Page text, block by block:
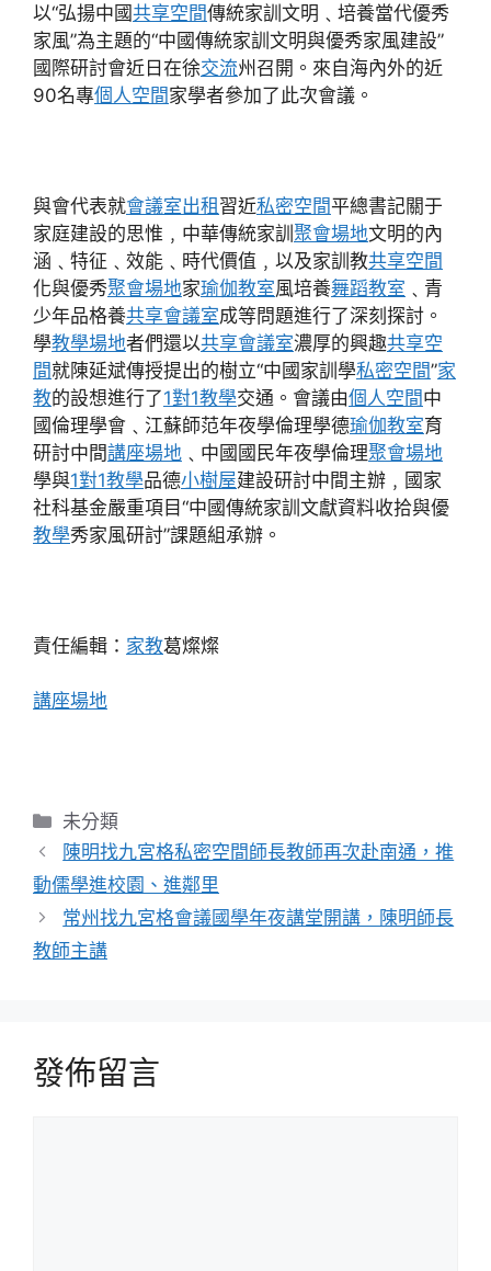
以“弘揚中國共享空間傳統家訓文明﹑培養當代優秀
家風”為主題的“中國傳統家訓文明與優秀家風建設”
國際研討會近日在徐交流州召開。來自海內外的近
90名專個人空間家學者參加了此次會議。
與會代表就會議室出租 習近私密空間平總書記關于
家庭建設的思惟﹐中華傳統家訓 聚會場地文明的內
涵﹑特征﹑效能﹑時代價值﹐以及家訓教共享空間
化與優秀聚會場地家瑜伽教室風培養舞蹈教室 ﹑青
少年品格養共享會議室成等問題進行了深刻探討。
學教學場地者們還以共享會議室濃厚的興趣共享空
間就陳延斌傳授提出的樹立“中國家訓學私密空間”家
教的設想進行了1對1教學交通。會議由個人空間中
國倫理學會﹑江蘇師范年夜學倫理學德瑜伽教室育
研討中間講座場地 ﹑中國國民年夜學倫理聚會場地
學與1對1教學品德小樹屋建設研討中間主辦﹐國家
社科基金嚴重項目“中國傳統家訓文獻資料收拾與優
教學秀家風研討”課題組承辦。
責任編輯： 家教葛燦燦
講座場地
分
類
未分類
陳明找九宮格私密空間師長教師再次赴南通，推
動儒學進校園、進鄰里
常州找九宮格會議國學年夜講堂開講，陳明師長
教師主講
發佈留言